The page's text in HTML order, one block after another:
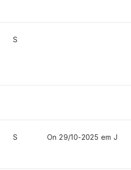
S
S On 29/10-2025 em J